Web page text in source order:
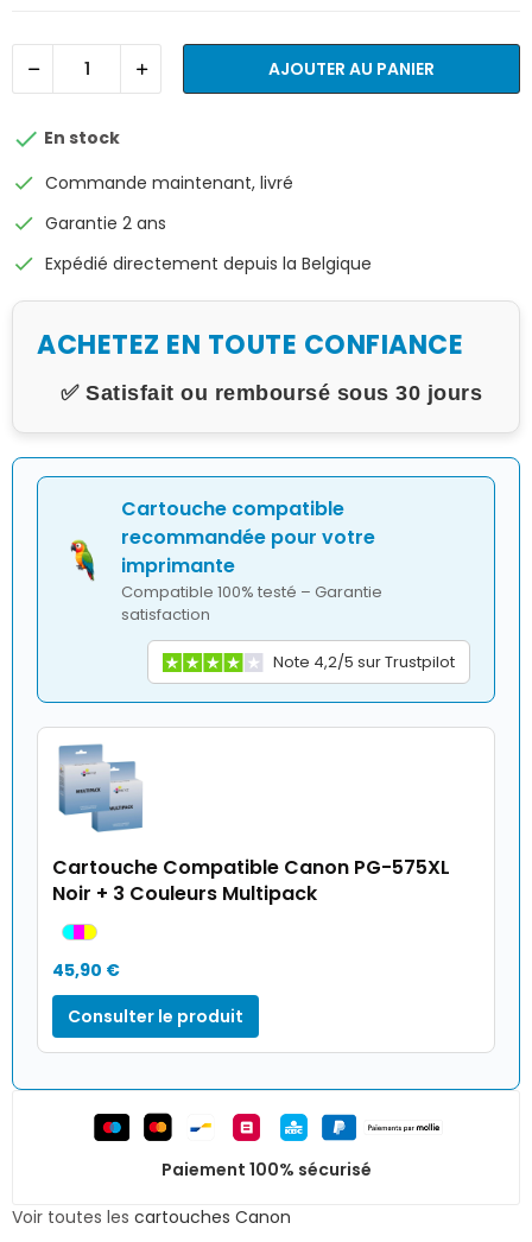
AJOUTER AU PANIER
 En stock
check Commande maintenant, livré
check Garantie 2 ans
check Expédié directement depuis la Belgique
ACHETEZ EN TOUTE CONFIANCE
✅ Satisfait ou remboursé sous 30 jours
Cartouche compatible
recommandée pour votre
imprimante
Compatible 100% testé – Garantie
satisfaction
Note 4,2/5 sur Trustpilot
Cartouche Compatible Canon PG-575XL
Noir + 3 Couleurs Multipack
45,90 €
Consulter le produit
Paiement 100% sécurisé
Voir toutes les cartouches Canon